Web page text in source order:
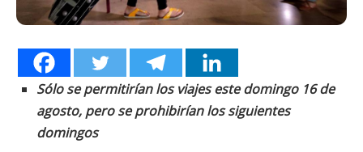
Sólo se permitirían los viajes este domingo 16 de
agosto, pero se prohibirían los siguientes
domingos